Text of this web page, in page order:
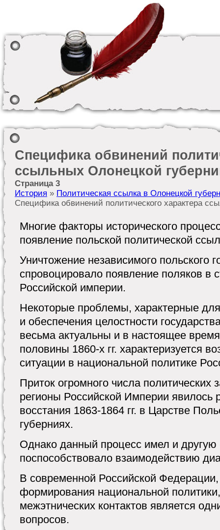
Специфика обвинений
ссыльных Олонецкой
Страница 3
История » Политическая ссылка в Олонецкой
Специфика обвинений политического характера
Многие факторы исторического
появление польской политической
Уничтожение независимого польского
спровоцировало появление поляков в
Российской империи.
Некоторые проблемы, характерные
и обеспечения целостности
весьма актуальны и в настоящее
половины 1860-х гг. характеризуется
ситуации в национальной политике
Приток огромного числа
регионы Российской Империи явилось
восстания 1863-1864 гг. в Царстве
губерниях.
Однако данный процесс имел и другую
поспособствовало взаимодействию
В современной Российской
формирования национальной
межэтнических контактов является
вопросов.